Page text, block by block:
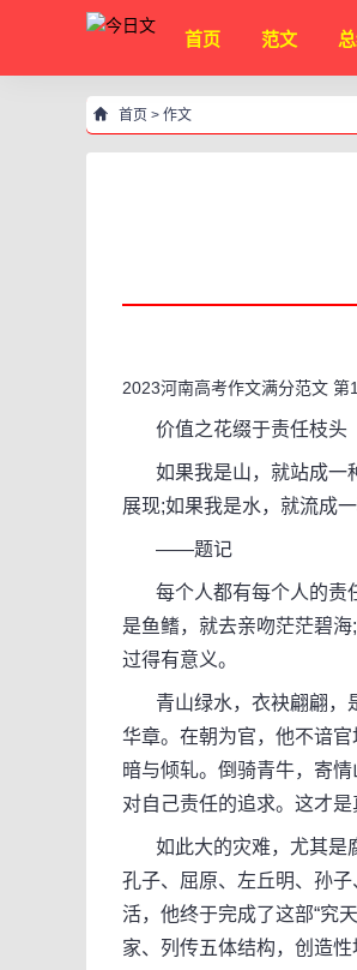
首页 范文
首页 > 作文
2023河南高考作文满分范文 第
价值之花缀于责任枝头
如果我是山，就站成一种
展现;如果我是水，就流成
——题记
每个人都有每个人的责任
是鱼鳍，就去亲吻茫茫碧
过得有意义。
青山绿水，衣袂翩翩，是
华章。在朝为官，他不谙
暗与倾轧。倒骑青牛，寄
对自己责任的追求。这才是
如此大的灾难，尤其是腐
孔子、屈原、左丘明、孙
活，他终于完成了这部“究
家、列传五体结构，创造